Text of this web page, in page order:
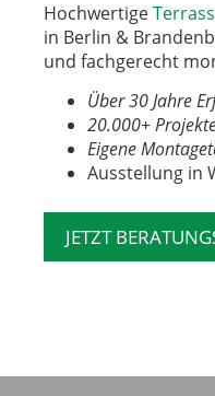
Hochwertige
in Berlin &
und fachgerecht
Über 30 Jahre
20.000+
Eigene
Ausstellung in
JETZT